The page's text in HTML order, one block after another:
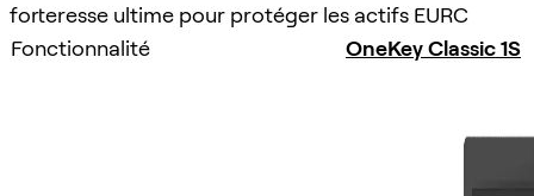
forteresse ultime pour protéger les actifs EURC
Fonctionnalité
OneKey Classic 1S